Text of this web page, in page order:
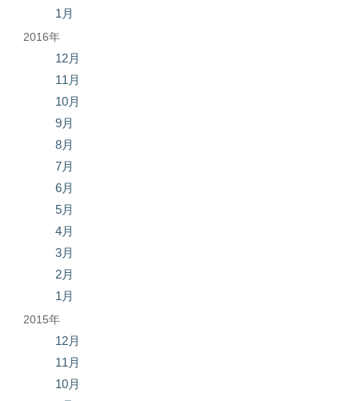
1月
2016年
12月
11月
10月
9月
8月
7月
6月
5月
4月
3月
2月
1月
2015年
12月
11月
10月